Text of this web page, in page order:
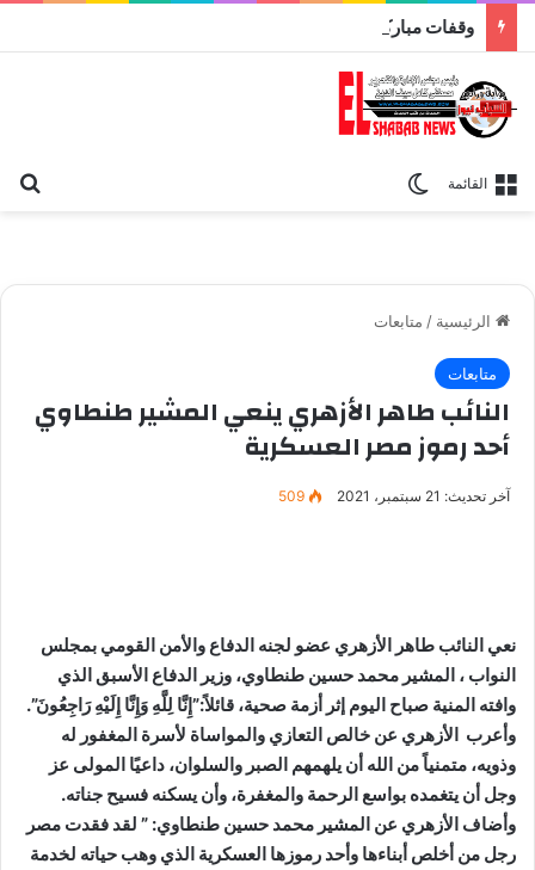
القائمة
الرئيسية / متابعات
متابعات
النائب طاهر الأزهري ينعي المشير طنطاوي
أحد رموز مصر العسكرية
آخر تحديث: 21 سبتمبر، 2021 509
نعي النائب طاهر الأزهري عضو لجنه الدفاع والأمن القومي بمجلس
النواب ، المشير محمد حسين طنطاوي، وزير الدفاع الأسبق الذي
وافته المنية صباح اليوم إثر أزمة صحية، قائلاً:”إِنَّا لِلَّهِ وَإِنَّا إِلَيْهِ رَاجِعُونَ”.
وأعرب الأزهري عن خالص التعازي والمواساة لأسرة المغفور له
وذويه، متمنياً من الله أن يلهمهم الصبر والسلوان، داعيًا المولى عز
وجل أن يتغمده بواسع الرحمة والمغفرة، وأن يسكنه فسيح جناته.
وأضاف الأزهري عن المشير محمد حسين طنطاوي: ” لقد فقدت مصر
رجل من أخلص أبناءها وأحد رموزها العسكرية الذي وهب حياته لخدمة